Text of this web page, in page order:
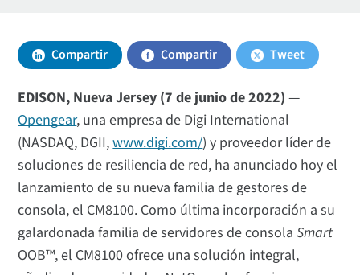
Compartir Compartir Tweet
EDISON, Nueva Jersey (7 de junio de 2022) —
Opengear, una empresa de Digi International
(NASDAQ, DGII,www.digi.com/) y proveedor líder de
soluciones de resiliencia de red, ha anunciado hoy el
lanzamiento de su nueva familia de gestores de
consola, el CM8100. Como última incorporación a su
galardonada familia de servidores de consolaSmart
OOB™, el CM8100 ofrece una solución integral,